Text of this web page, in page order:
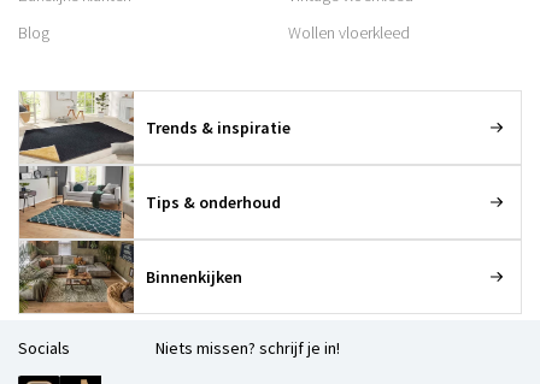
Blog
Wollen vloerkleed
Trends & inspiratie
Tips & onderhoud
Binnenkijken
Socials Niets missen? schrijf je in!